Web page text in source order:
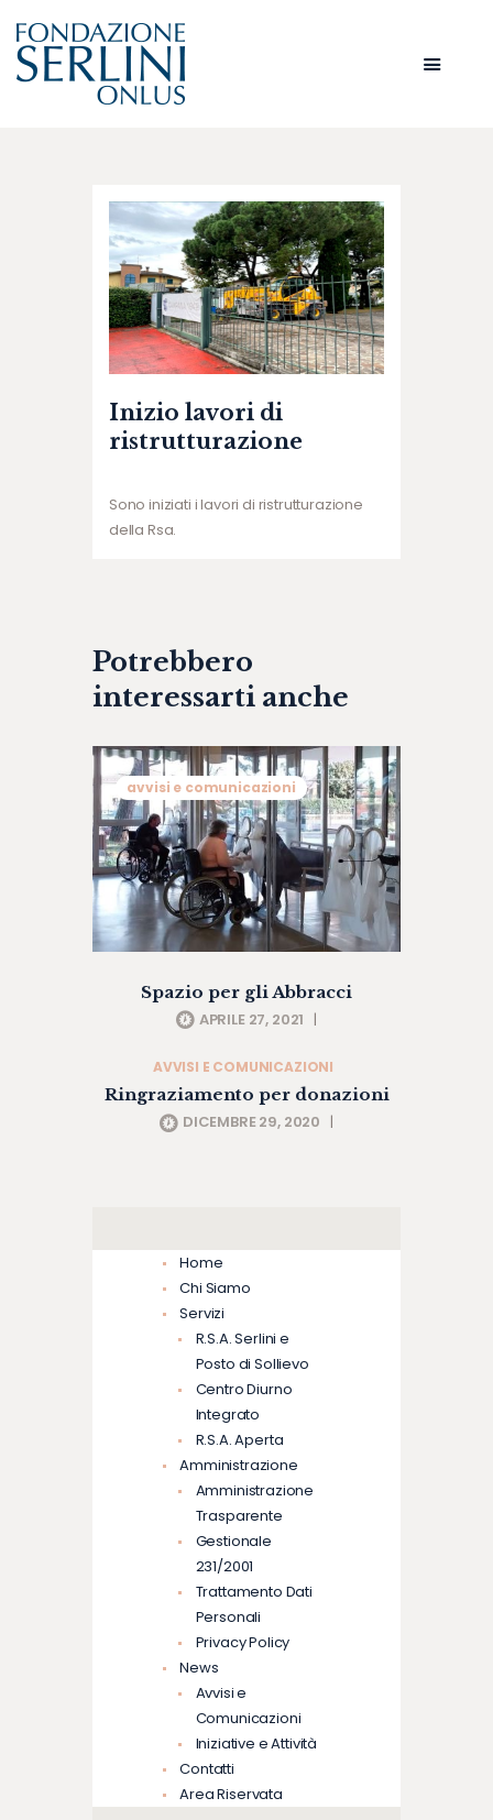
SERVIZI
AMMINISTRAZIONE
NEWS
CONTATTI
AREA RISERVATA
Inizio lavori di
ristrutturazione
Sono iniziati i lavori di ristrutturazione
della Rsa.
Potrebbero
interessarti anche
avvisi e comunicazioni
Spazio per gli Abbracci
APRILE 27, 2021 |
AVVISI E COMUNICAZIONI
Ringraziamento per donazioni
DICEMBRE 29, 2020 |
Home
Chi Siamo
Servizi
R.S.A. Serlini e
Posto di Sollievo
Centro Diurno
Integrato
R.S.A. Aperta
Amministrazione
Amministrazione
Trasparente
Gestionale
231/2001
Trattamento Dati
Personali
Privacy Policy
News
Avvisi e
Comunicazioni
Iniziative e Attività
Contatti
Area Riservata